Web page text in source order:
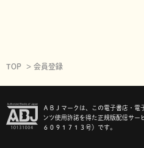
TOP 会員登録
ＡＢＪマークは、この電子書店・電
ンツ使用許諾を得た正規版配信サ
６０９１７１３号）です。